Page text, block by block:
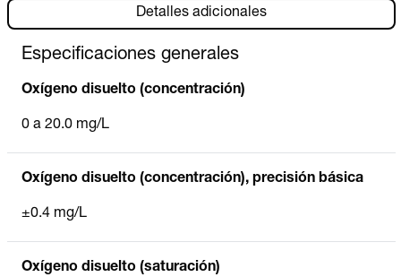
Detalles adicionales
Especificaciones generales
Oxígeno disuelto (concentración)
0 a 20.0 mg/L
Oxígeno disuelto (concentración), precisión básica
±0.4 mg/L
Oxígeno disuelto (saturación)